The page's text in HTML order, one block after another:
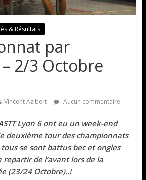
& Résultats
par
2/3 Octobre
Vincent Azibert Aucun commentaire
Lyon 6 ont eu un week-end
deuxième tour des championnats
se sont battus bec et ongles
de l’avant lors de la
(23/24 Octobre)..!